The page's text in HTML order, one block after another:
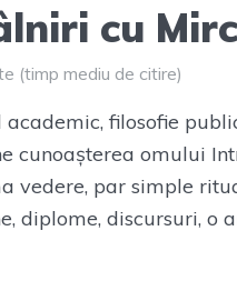
cu
(timp mediu de citire)
academic, filosofie
cunoașterea omului
vedere, par simple
diplome, discursuri, o